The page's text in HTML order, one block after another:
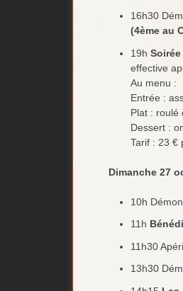
16h30
(4ème au
19h
effective
Au menu :
Entrée :
Plat : roulé
Dessert :
Tarif : 23 €
Dimanche 27
10h
11h
11h30
13h30